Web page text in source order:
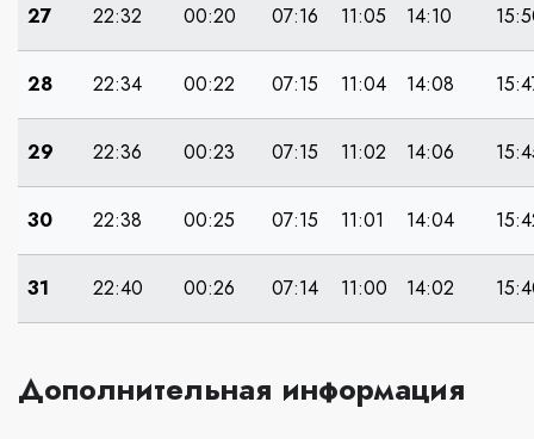
27 22:32 00:20 07:16 11:05 14:10
28 22:34 00:22 07:15 11:04 14:08
29 22:36 00:23 07:15 11:02 14:06
30 22:38 00:25 07:15 11:01 14:04
31 22:40 00:26 07:14 11:00 14:02
Дополнительная информация